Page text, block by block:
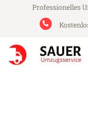
Professionelles